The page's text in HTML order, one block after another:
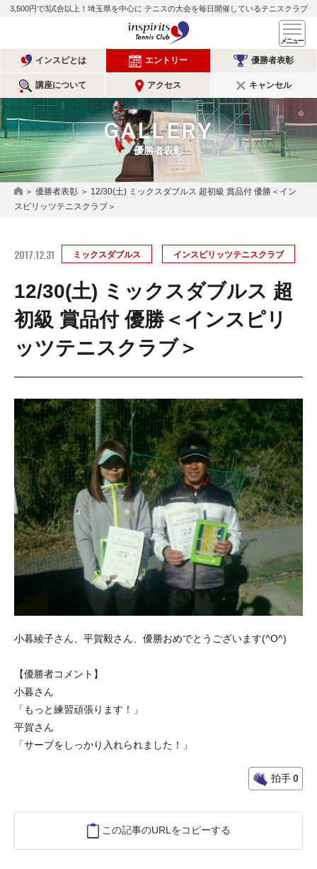
3,500円で3試合以上！埼玉県を中心に テニスの大会を毎日開催しているテニスクラブ
インスピリッツテニスクラ
インスピとは エントリー 優勝者表彰
講座について アクセス キャンセル
GALLERY
優勝者表彰
HOME
優勝者表彰
12/30(土) ミックスダブルス 超初級 賞品付 優勝＜イン
スピリッツテニスクラブ＞
2017.12.31 ミックスダブルス インスピリッツテニスクラブ
12/30(土) ミックスダブルス 超
初級 賞品付 優勝＜インスピリ
ッツテニスクラブ＞
小暮綾子さん、平賀毅さん、優勝おめでとうございます(^O^)
【優勝者コメント】
小暮さん
「もっと練習頑張ります！」
平賀さん
「サーブをしっかり入れられました！」
拍手0
この記事のURLをコピーする